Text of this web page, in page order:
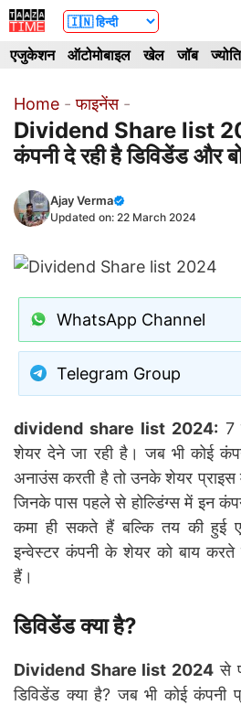
Skip
to
content
एजुकेशन ऑटोमोबाइल खेल जॉब
Home -फाइनेंस-
Dividend Share list
कंपनी दे रही है डिविडेंड और
Ajay Verma
Updated on: 22 March 2024
WhatsApp Channel
Telegram Group
dividend share list 2024: 7
शेयर देने जा रही है। जब भी कोई
अनाउंस करती है तो उनके शेयर प्राइस
जिनके पास पहले से होल्डिंग्स में इन
कमा ही सकते हैं बल्कि तय की हुई
इन्वेस्टर कंपनी के शेयर को बाय करते
हैं।
डिविडेंड क्या है?
Dividend Share list 2024 से
डिविडेंड क्या है? जब भी कोई कंपनी